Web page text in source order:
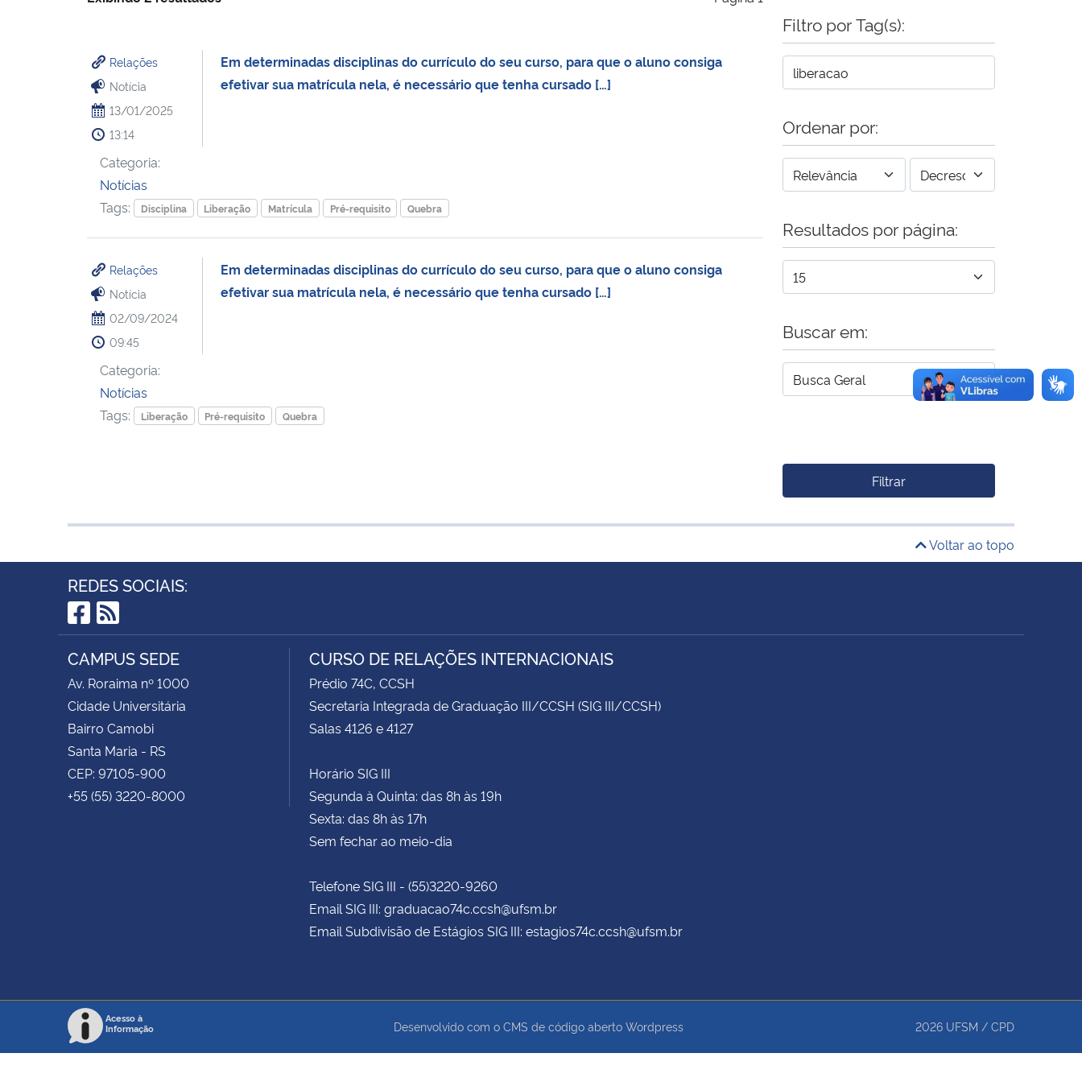
Relações
Notícia
13/01/2025
13:14
Em determinadas disciplinas do currículo do seu curso, para que o aluno consiga
efetivar sua matrícula nela, é necessário que tenha cursado […]
Categoria:
Notícias
Tags:
Disciplina Liberação Matrícula Pré-requisito Quebra
Relações
Notícia
02/09/2024
09:45
Em determinadas disciplinas do currículo do seu curso, para que o aluno consiga
efetivar sua matrícula nela, é necessário que tenha cursado […]
Categoria:
Notícias
Tags:
Liberação Pré-requisito Quebra
Filtro por Tag(s):
Ordenar por:
Resultados por página:
Buscar em:
Filtrar
Voltar ao topo
REDES SOCIAIS:
Facebook
RSS
CAMPUS SEDE
Av. Roraima nº 1000
Cidade Universitária
Bairro Camobi
Santa Maria - RS
CEP: 97105-900
+55 (55) 3220-8000
CURSO DE RELAÇÕES INTERNACIONAIS
Prédio 74C, CCSH
Secretaria Integrada de Graduação III/CCSH (SIG III/CCSH)
Salas 4126 e 4127
Horário SIG III
Segunda à Quinta: das 8h às 19h
Sexta: das 8h às 17h
Sem fechar ao meio-dia
Telefone SIG III - (55)3220-9260
Email SIG III: graduacao74c.ccsh@ufsm.br
Email Subdivisão de Estágios SIG III: estagios74c.ccsh@ufsm.br
Acesso à
Informação
Desenvolvido com o CMS de código aberto Wordpress 2026 UFSM / CPD